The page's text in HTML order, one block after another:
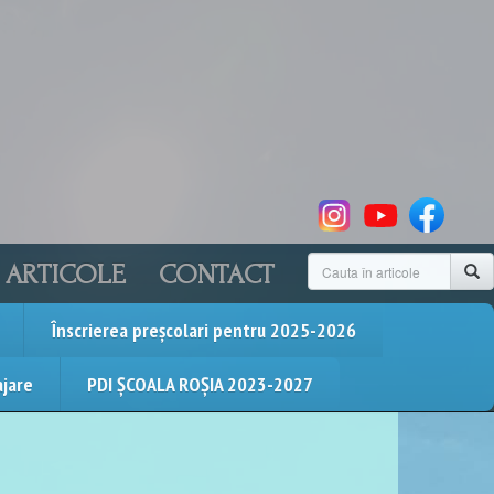
ARTICOLE CONTACT
Înscrierea preșcolari pentru 2025-2026
PDI ȘCOALA ROȘIA 2023-2027